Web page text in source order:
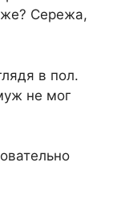
Сережа,
в пол.
не мог